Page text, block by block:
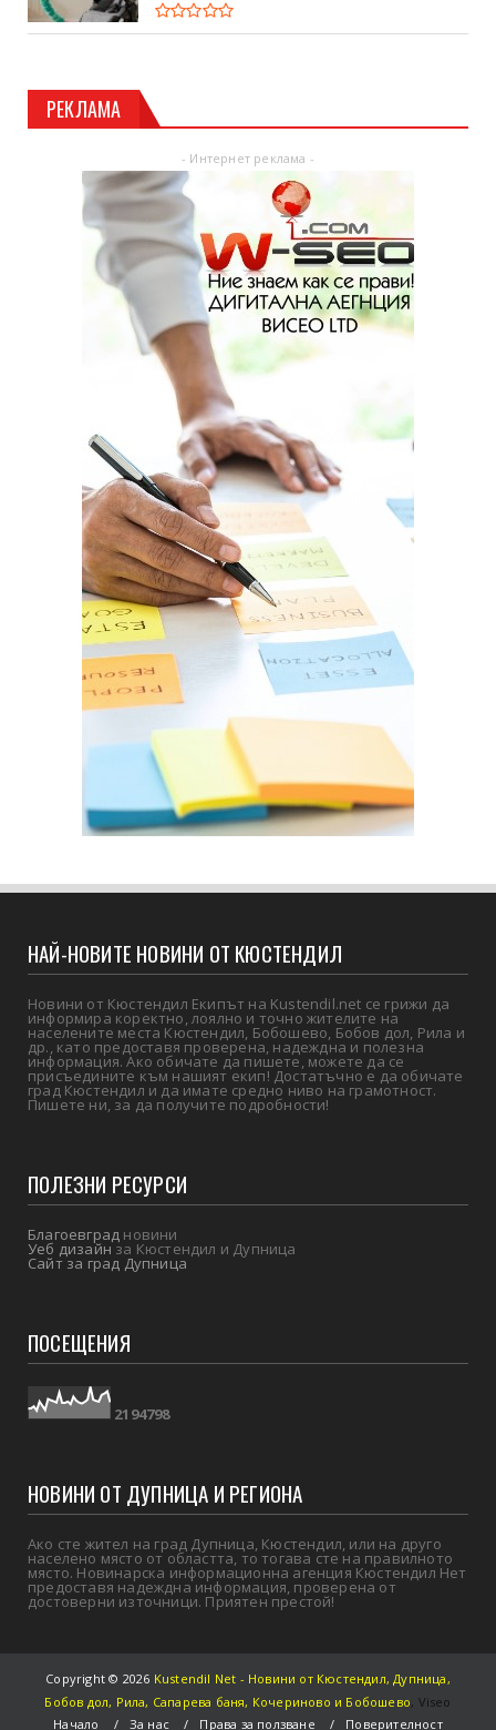
РЕКЛАМА
- Интернет реклама -
НАЙ-НОВИТЕ НОВИНИ ОТ КЮСТЕНДИЛ
Новини от Кюстендил Екипът на Kustendil.net се грижи да
информира коректно, лоялно и точно жителите на
населените места Кюстендил, Бобошево, Бобов дол, Рила и
др., като предоставя проверена, надеждна и полезна
информация. Ако обичате да пишете, можете да се
присъедините към нашият екип! Достатъчно е да обичате
град Кюстендил и да имате средно ниво на грамотност.
Пишете ни, за да получите подробности!
ПОЛЕЗНИ РЕСУРСИ
Благоевград новини
Уеб дизайнза Кюстендил и Дупница
Сайт за град Дупница
ПОСЕЩЕНИЯ
21 94798
НОВИНИ ОТ ДУПНИЦА И РЕГИОНА
Ако сте жител на град Дупница, Кюстендил, или на друго
населено място от областта, то тогава сте на правилното
място. Новинарска информационна агенция Кюстендил Нет
предоставя надеждна информация, проверена от
достоверни източници. Приятен престой!
Copyright © 2026 Kustendil Net - Новини от Кюстендил, Дупница,
Бобов дол, Рила, Сапарева баня, Кочериново и Бобошево, Viseo
Начало
За нас Права за ползване Поверителност